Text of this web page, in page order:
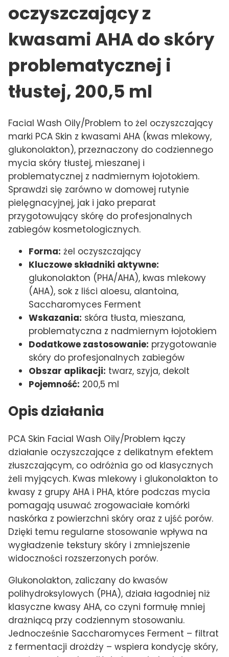
oczyszczający z
kwasami AHA do skóry
problematycznej i
tłustej, 200,5 ml
Facial Wash Oily/Problem to żel oczyszczający
marki PCA Skin z kwasami AHA (kwas mlekowy,
glukonolakton), przeznaczony do codziennego
mycia skóry tłustej, mieszanej i
problematycznej z nadmiernym łojotokiem.
Sprawdzi się zarówno w domowej rutynie
pielęgnacyjnej, jak i jako preparat
przygotowujący skórę do profesjonalnych
zabiegów kosmetologicznych.
Forma: żel oczyszczający
Kluczowe składniki aktywne:
glukonolakton (PHA/AHA), kwas mlekowy
(AHA), sok z liści aloesu, alantoina,
Saccharomyces Ferment
Wskazania: skóra tłusta, mieszana,
problematyczna z nadmiernym łojotokiem
Dodatkowe zastosowanie: przygotowanie
skóry do profesjonalnych zabiegów
Obszar aplikacji: twarz, szyja, dekolt
Pojemność: 200,5 ml
Opis działania
PCA Skin Facial Wash Oily/Problem łączy
działanie oczyszczające z delikatnym efektem
złuszczającym, co odróżnia go od klasycznych
żeli myjących. Kwas mlekowy i glukonolakton to
kwasy z grupy AHA i PHA, które podczas mycia
pomagają usuwać zrogowaciałe komórki
naskórka z powierzchni skóry oraz z ujść porów.
Dzięki temu regularne stosowanie wpływa na
wygładzenie tekstury skóry i zmniejszenie
widoczności rozszerzonych porów.
Glukonolakton, zaliczany do kwasów
polihydroksylowych (PHA), działa łagodniej niż
klasyczne kwasy AHA, co czyni formułę mniej
drażniącą przy codziennym stosowaniu.
Jednocześnie Saccharomyces Ferment – filtrat
z fermentacji drożdży – wspiera kondycję skóry,